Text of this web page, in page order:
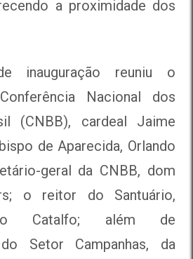
a proximidade dos
inauguração reuniu o
Nacional dos
(CNBB), cardeal Jaime
de Aparecida, Orlando
geral da CNBB, dom
o reitor do Santuário,
Catalfo; além de
Setor Campanhas, da